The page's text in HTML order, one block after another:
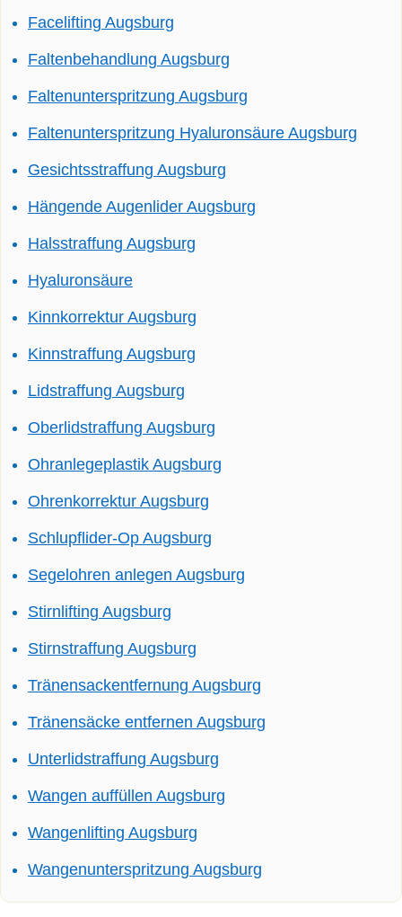
Facelifting Augsburg
Faltenbehandlung Augsburg
Faltenunterspritzung Augsburg
Faltenunterspritzung Hyaluronsäure Augsburg
Gesichtsstraffung Augsburg
Hängende Augenlider Augsburg
Halsstraffung Augsburg
Hyaluronsäure
Kinnkorrektur Augsburg
Kinnstraffung Augsburg
Lidstraffung Augsburg
Oberlidstraffung Augsburg
Ohranlegeplastik Augsburg
Ohrenkorrektur Augsburg
Schlupflider-Op Augsburg
Segelohren anlegen Augsburg
Stirnlifting Augsburg
Stirnstraffung Augsburg
Tränensackentfernung Augsburg
Tränensäcke entfernen Augsburg
Unterlidstraffung Augsburg
Wangen auffüllen Augsburg
Wangenlifting Augsburg
Wangenunterspritzung Augsburg